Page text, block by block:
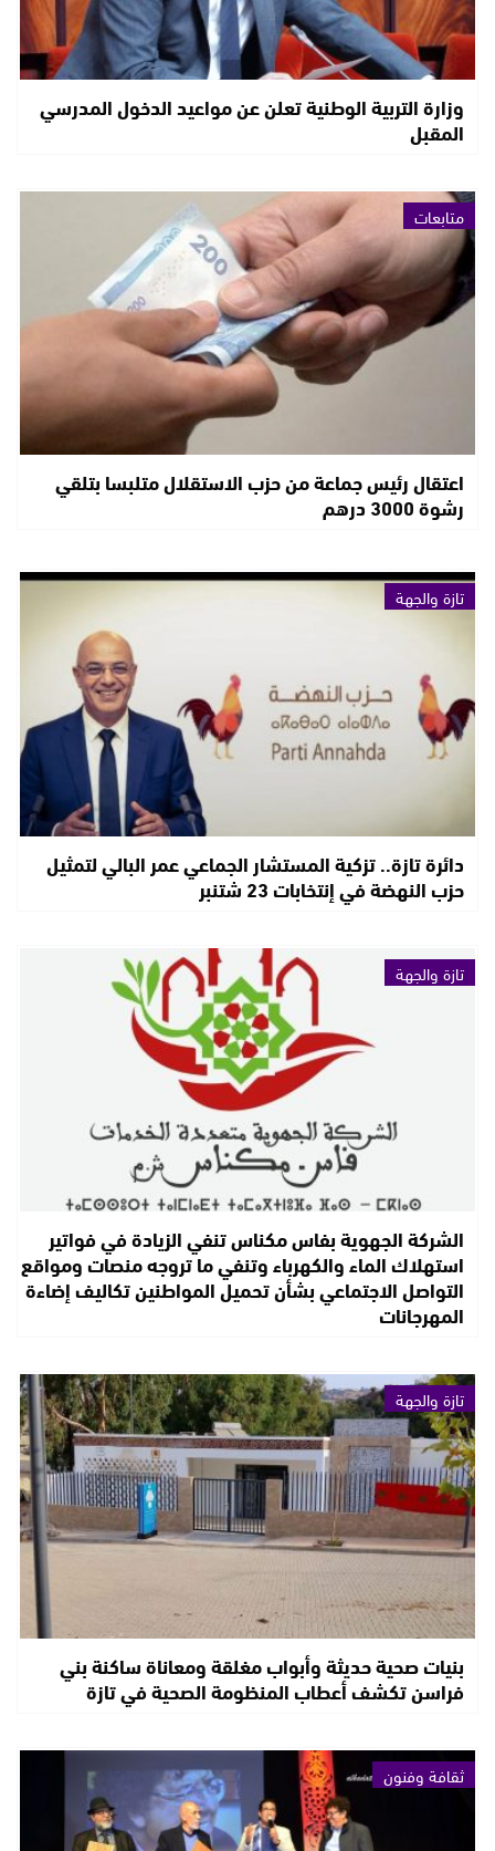
وزارة التربية الوطنية تعلن عن مواعيد الدخول المدرسي
المقبل
متابعات
اعتقال رئيس جماعة من حزب الاستقلال متلبسا بتلقي
رشوة 3000 درهم
تازة والجهة
دائرة تازة.. تزكية المستشار الجماعي عمر البالي لتمثيل
حزب النهضة في إنتخابات 23 شتنبر
تازة والجهة
الشركة الجهوية بفاس مكناس تنفي الزيادة في فواتير
استهلاك الماء والكهرباء وتنفي ما تروجه منصات ومواقع
التواصل الاجتماعي بشأن تحميل المواطنين تكاليف إضاءة
المهرجانات
تازة والجهة
بنيات صحية حديثة وأبواب مغلقة ومعاناة ساكنة بني
فراسن تكشف أعطاب المنظومة الصحية في تازة
ثقافة وفنون